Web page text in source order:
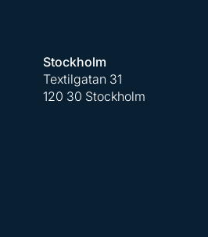
Stockholm
Textilgatan 31
120 30 Stockholm